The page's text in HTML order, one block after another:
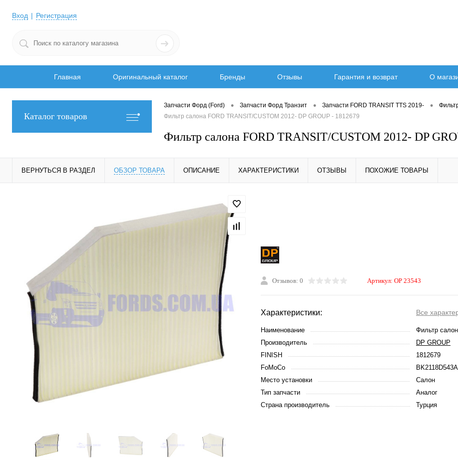
Вход Регистрация
Главная Оригинальный каталог Бренды Отзывы Гарантия и возврат О
Каталог товаров
Запчасти Форд (Ford) • Запчасти Форд Транзит • Запчасти FORD TRANSIT TTS 2019- •
Фильтр салона FORD TRANSIT/CUSTOM 2012- DP GROUP - 1812679
Фильтр салона FORD TRANSIT/CUSTOM 2012- DP
ВЕРНУТЬСЯ В РАЗДЕЛ ОБЗОР ТОВАРА ОПИСАНИЕ ХАРАКТЕРИСТИКИ ОТЗЫВЫ ПОХОЖИЕ ТОВАРЫ
Отзывов: 0 Артикул: OP 23543
Характеристики: Все
Наименование
Фильтр
Производитель
DP GROUP
FINISH
1812679
FoMoCo
Место установки
Салон
Тип запчасти
Аналог
Страна производитель
Турция